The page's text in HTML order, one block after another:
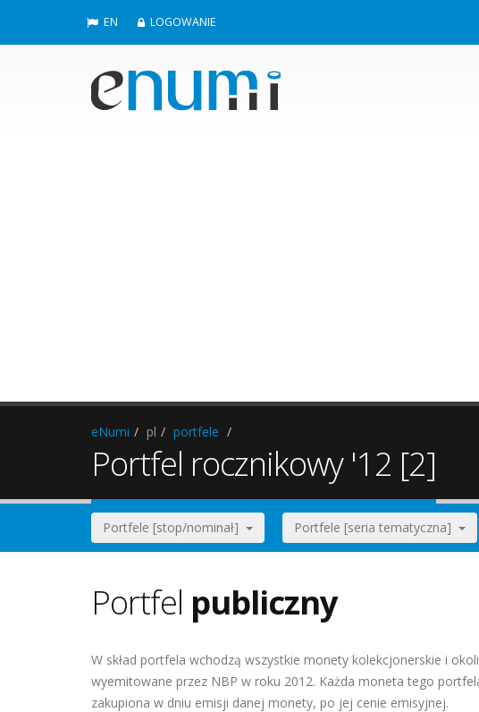
EN LOGOWANIE
eNumi pl portfele
Portfel rocznikowy '12 [2]
Portfele [stop/nominał] Portfele [seria tematyczna]
Portfel publiczny
W skład portfela wchodzą wszystkie monety kolekcjonerskie i
wyemitowane przez NBP w roku 2012. Każda moneta tego
zakupiona w dniu emisji danej monety, po jej cenie emisyjnej.